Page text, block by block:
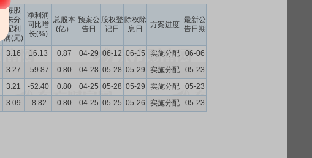
每股
未分
配利
润(元)
净利润
同比增
长(%)
总股本
(亿）
预案公
告日
股权登
记日
除权除
息日
方案进度
最新公
告日期
3.16 16.13 0.87 04-29 06-12 06-15 实施分配
06-06
3.27 -59.87 0.80 04-28 05-28 05-29 实施分配
05-23
3.21 -52.40 0.80 04-25 05-28 05-29 实施分配
05-23
3.09 -8.82 0.80 04-25 05-25 05-26 实施分配 05-23